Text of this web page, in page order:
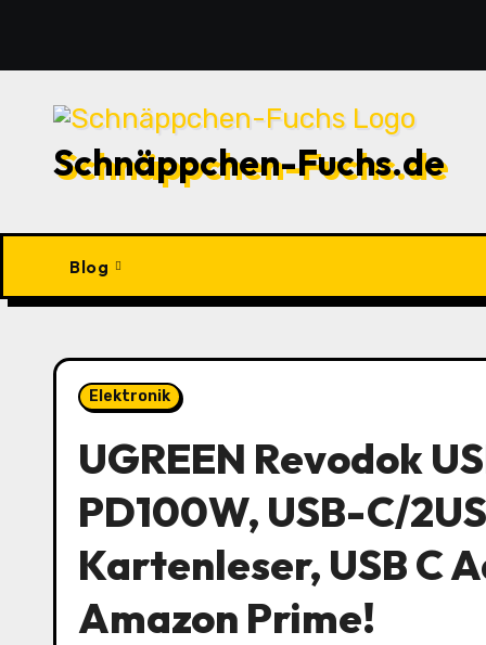
springen
Schnäppchen-Fuchs.de
Blog
Elektronik
UGREEN Revodok
PD100W, USB-C/
Kartenleser, USB C
Amazon Prime!